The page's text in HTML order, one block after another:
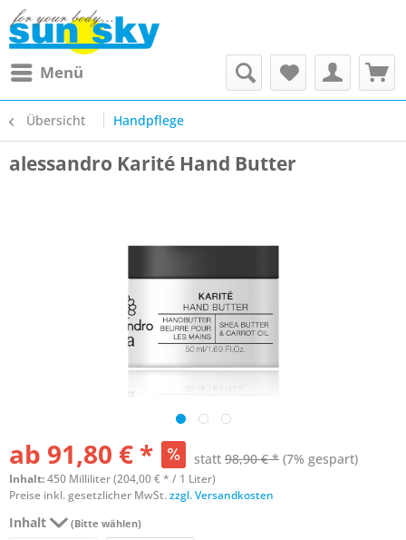
Menü
Übersicht Handpflege
alessandro Karité Hand Butter
ab 91,80 € * statt 98,90 € * (7% gespart)
Inhalt:450 Milliliter (204,00 € * / 1 Liter)
Preise inkl. gesetzlicher MwSt.zzgl. Versandkosten
Inhalt (Bitte wählen)